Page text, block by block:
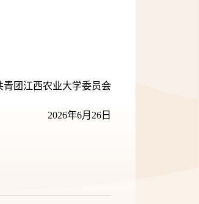
青团江西农业大学委员会
2026年6月 26 日